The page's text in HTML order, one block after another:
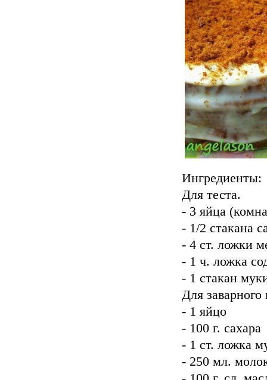
Ингредиенты:
Для теста.
- 3 яйца
- 1/2 cтакана
- 4 ст. ложки
- 1 ч. ложка
- 1 стакан
Для
- 1 яйцо
- 100 г. сахара
- 1 ст. ложка
- 250 мл.